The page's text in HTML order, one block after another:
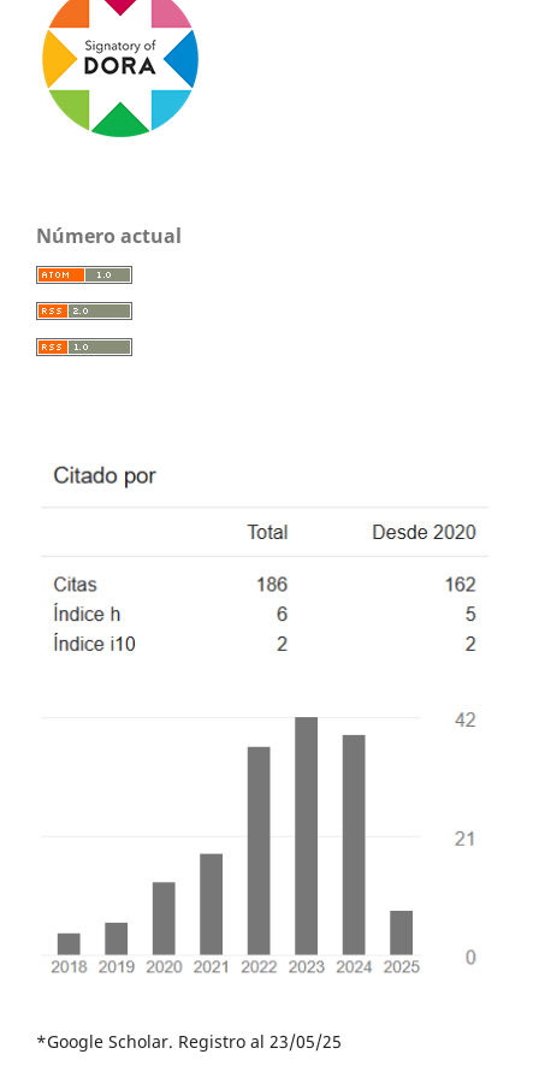
Número actual
*Google Scholar. Registro al 23/05/25